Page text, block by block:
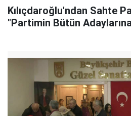
Kılıçdaroğlu'ndan Sahte
"Partimin Bütün